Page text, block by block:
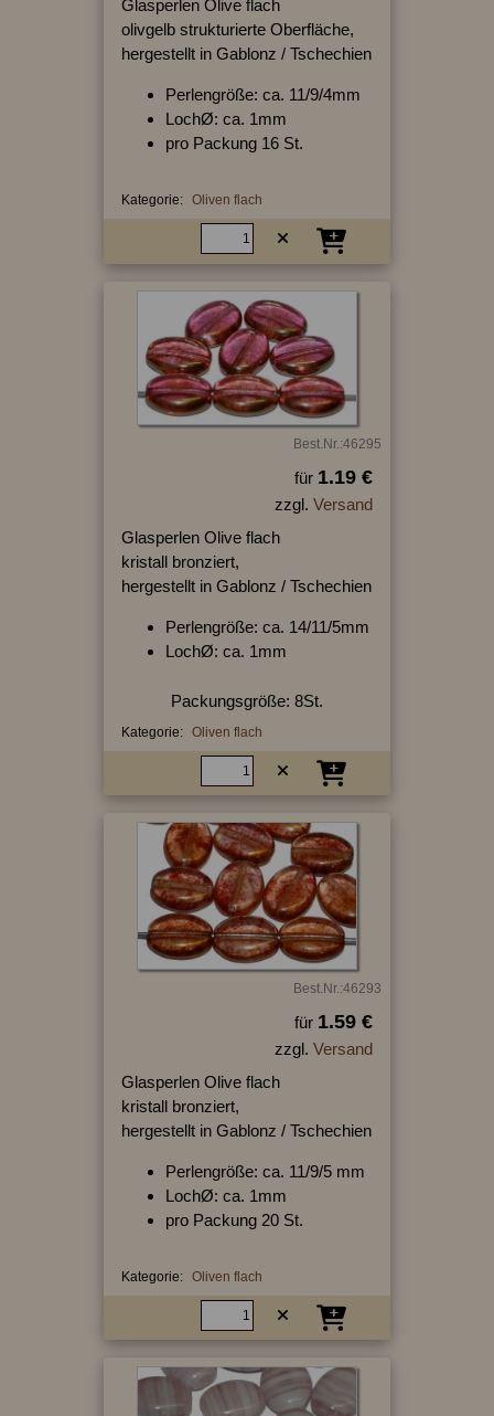
Glasperlen Olive flach
olivgelb strukturierte Oberfläche,
hergestellt in Gablonz / Tschechien
Perlengröße: ca. 11/9/4mm
LochØ: ca. 1mm
pro Packung 16 St.
Kategorie: Oliven flach
Best.Nr.:46295
für 1.19 €
zzgl. Versand
Glasperlen Olive flach
kristall bronziert,
hergestellt in Gablonz / Tschechien
Perlengröße: ca. 14/11/5mm
LochØ: ca. 1mm
Packungsgröße: 8St.
Kategorie: Oliven flach
Best.Nr.:46293
für 1.59 €
zzgl. Versand
Glasperlen Olive flach
kristall bronziert,
hergestellt in Gablonz / Tschechien
Perlengröße: ca. 11/9/5 mm
LochØ: ca. 1mm
pro Packung 20 St.
Kategorie: Oliven flach